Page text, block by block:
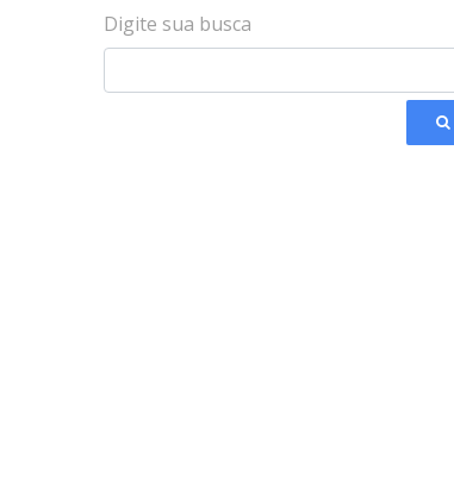
Digite sua busca